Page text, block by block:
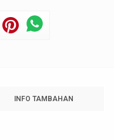
INFO TAMBAHAN